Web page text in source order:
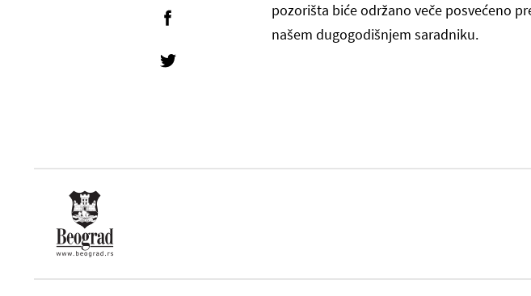
pozorišta biće održano veče posvećeno
našem dugogodišnjem saradniku.